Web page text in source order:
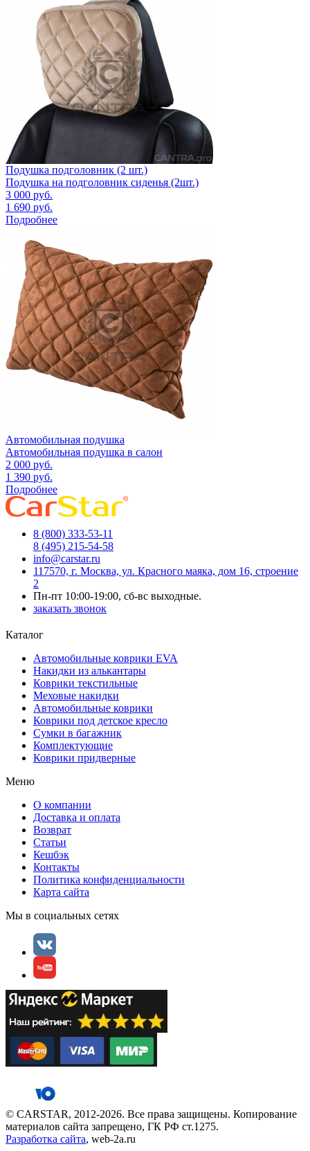
Подушка подголовник (2 шт.)
Подушка на подголовник сиденья (2шт.)
3 000 руб.
1 690 руб.
Подробнее
Автомобильная подушка
Автомобильная подушка в салон
2 000 руб.
1 390 руб.
Подробнее
8 (800) 333-53-11
8 (495) 215-54-58
info@carstar.ru
117570, г. Москва, ул. Красного маяка, дом 16, строение
2
Пн-пт 10:00-19:00, сб-вс выходные.
заказать звонок
Каталог
Автомобильные коврики EVA
Накидки из алькантары
Коврики текстильные
Меховые накидки
Автомобильные коврики
Коврики под детское кресло
Сумки в багажник
Комплектующие
Коврики придверные
Меню
О компании
Доставка и оплата
Возврат
Статьи
Кешбэк
Контакты
Политика конфиденциальности
Карта сайта
Мы в социальных сетях
© CARSTAR, 2012-2026. Все права защищены. Копирование
материалов сайта запрещено, ГК РФ ст.1275.
Разработка сайта, web-2a.ru